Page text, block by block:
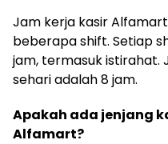
Jam kerja kasir
beberapa shift. Setiap
jam, termasuk istirahat.
sehari adalah 8 jam.
Apakah ada jenjang
Alfamart?